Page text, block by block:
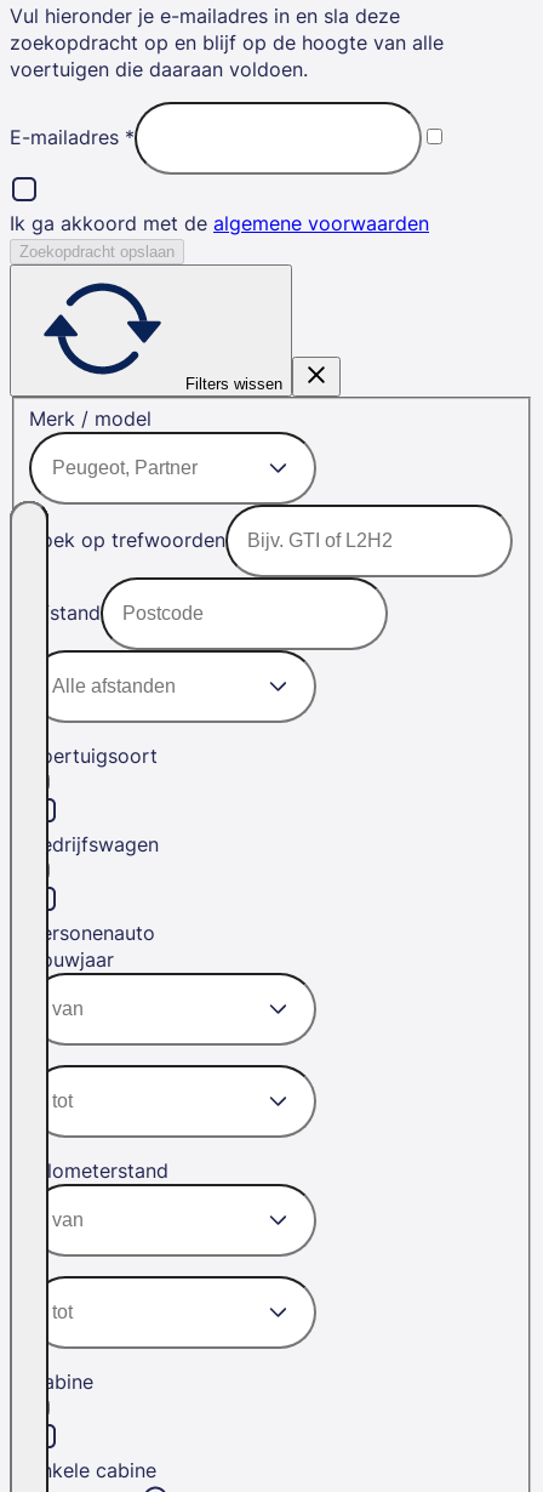
Vul hieronder je e-mailadres in en sla deze
zoekopdracht op en blijf op de hoogte van alle
voertuigen die daaraan voldoen.
E-mailadres *
Ik ga akkoord met de algemene voorwaarden
Zoekopdracht opslaan
Filters wissen
Merk / model
Zoek op trefwoorden
Afstand
Voertuigsoort
Bedrijfswagen
Personenauto
Bouwjaar
Kilometerstand
Cabine
Enkele cabine